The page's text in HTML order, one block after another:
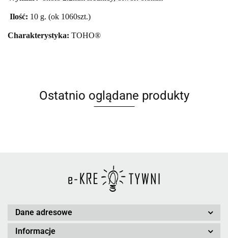
Ilość: 10 g. (ok 1060szt.)
Charakterystyka: TOHO®
Ostatnio oglądane produkty
Dane adresowe
Informacje